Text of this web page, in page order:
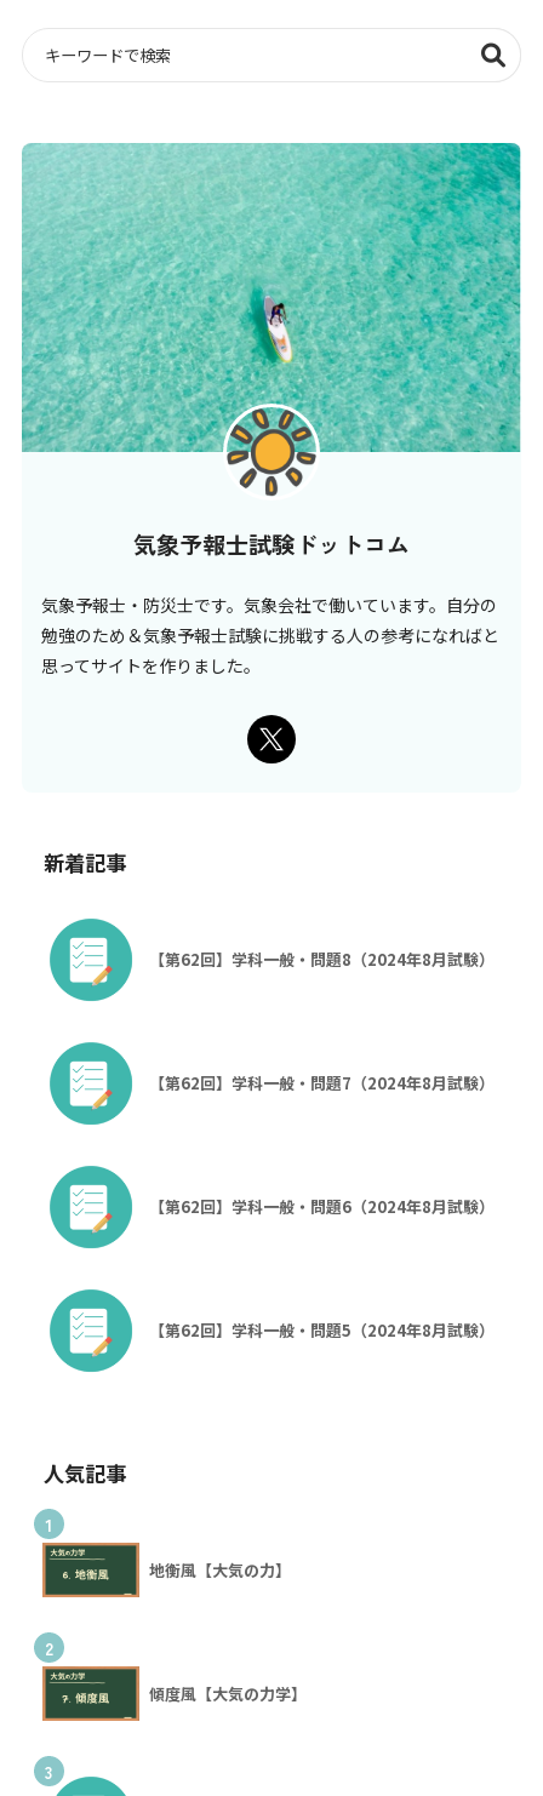
気象予報士試験ドットコム
気象予報士・防災士です。気象会社で働いています。自分の
勉強のため＆気象予報士試験に挑戦する人の参考になればと
思ってサイトを作りました。
新着記事
【第62回】学科一般・問題8（2024年8月試験）
【第62回】学科一般・問題7（2024年8月試験）
【第62回】学科一般・問題6（2024年8月試験）
【第62回】学科一般・問題5（2024年8月試験）
人気記事
1
地衡風【大気の力】
2
傾度風【大気の力学】
3